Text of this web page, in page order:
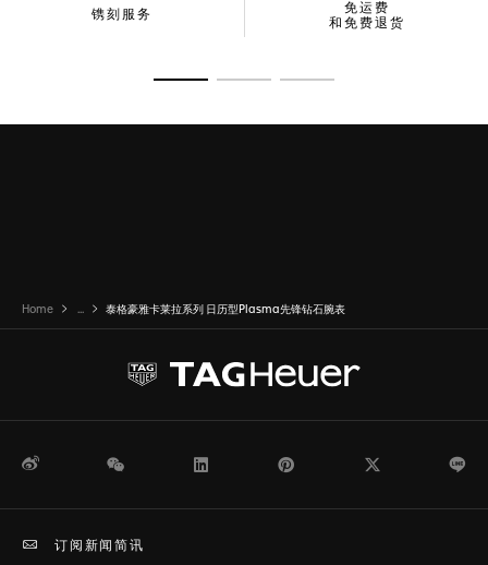
镌刻服务
免运费
和免费退货
Home ... 泰格豪雅卡莱拉系列 日历型Plasma先锋钻石腕表
微博 WeChat Pinterest
订阅新闻简讯